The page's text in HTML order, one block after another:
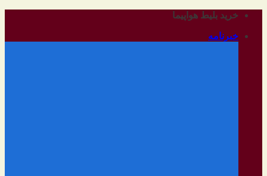
رفتن
محتوا
خرید بلیط هواپیما
خبرنامه